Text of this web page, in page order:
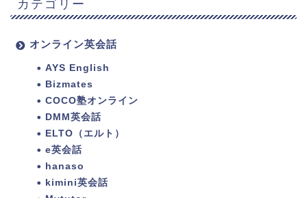
カテゴリー
オンライン英会話
AYS English
Bizmates
COCO塾オンライン
DMM英会話
ELTO（エルト）
e英会話
hanaso
kimini英会話